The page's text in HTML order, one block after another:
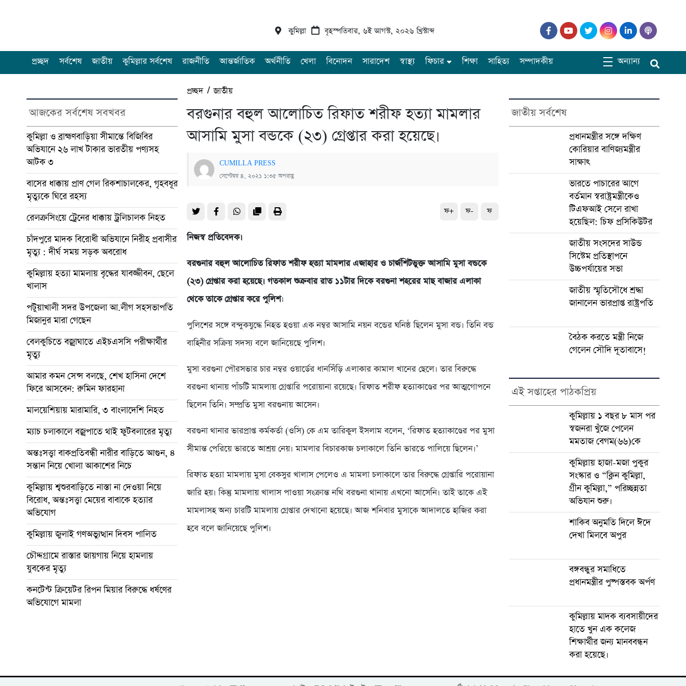
কুমিল্লা বৃহস্পতিবার, ৬ই আগস্ট, ২০২৬ খ্রিস্টাব্দ
প্রচ্ছদ সর্বশেষ জাতীয় কুমিল্লার সর্বশেষ রাজনীতি আন্তর্জাতিক অর্থনীতি খেলা বিনোদন সারাদেশ স্বাস্থ্য ফিচার শিক্ষা সাহিত্য সম্পাদকীয় অন্যান্য
আজকের সর্বশেষ সবখবর
কুমিল্লা ও ব্রাহ্মণবাড়িয়া সীমান্তে বিজিবির
অভিযানে ২৬ লাখ টাকার ভারতীয় পণ্যসহ
আটক ৩
বাসের ধাক্কায় প্রাণ গেল রিকশাচালকের, গৃহবধূর
মৃত্যুকে ঘিরে রহস্য
রেলক্রসিংয়ে ট্রেনের ধাক্কায় ট্রলিচালক নিহত
চাঁদপুরে মাদক বিরোধী অভিযানে নিরীহ প্রবাসীর
মৃত্যু : দীর্ঘ সময় সড়ক অবরোধ
কুমিল্লায় হত্যা মামলায় বৃদ্ধের যাবজ্জীবন, ছেলে
খালাস
পটুয়াখালী সদর উপজেলা আ.লীগ সহসভাপতি
মিজানুর মারা গেছেন
বেলকুচিতে বজ্রাঘাতে এইচএসসি পরীক্ষার্থীর
মৃত্যু
আমার কমন সেন্স বলছে, শেখ হাসিনা দেশে
ফিরে আসবেন: রুমিন ফারহানা
মালয়েশিয়ায় মারামারি, ৩ বাংলাদেশি নিহত
ম্যাচ চলাকালে বজ্রপাতে থাই ফুটবলারের মৃত্যু
অন্তঃসত্ত্বা বাকপ্রতিবন্ধী নারীর বাড়িতে আগুন, ৪
সন্তান নিয়ে খোলা আকাশের নিচে
কুমিল্লায় শ্বশুরবাড়িতে নাস্তা না দেওয়া নিয়ে
বিরোধ, অন্তঃসত্ত্বা মেয়ের বাবাকে হত্যার
অভিযোগ
কুমিল্লায় জুলাই গণঅভ্যুত্থান দিবস পালিত
চৌদ্দগ্রামে রাস্তার জায়গায় নিয়ে হামলায়
যুবকের মৃত্যু
কনটেন্ট ক্রিয়েটর রিপন মিয়ার বিরুদ্ধে ধর্ষণের
অভিযোগে মামলা
প্রচ্ছদ/জাতীয়
বরগুনার বহুল আলোচিত রিফাত শরীফ হত্যা মামলার
আসামি মুসা বন্ডকে (২৩) গ্রেপ্তার করা হয়েছে।
CUMILLA PRESS
সেপ্টেম্বর ৪, ২০২১ ১:৩৫ অপরাহ্ণ
ফ+ ফ- ফ
নিজস্ব প্রতিবেদক।
বরগুনার বহুল আলোচিত রিফাত শরীফ হত্যা মামলার এজাহার ও চার্জশিটভুক্ত আসামি মুসা বন্ডকে
(২৩) গ্রেপ্তার করা হয়েছে। গতকাল শুক্রবার রাত ১১টার দিকে বরগুনা শহরের মাছ বাজার এলাকা
থেকে তাকে গ্রেপ্তার করে পুলিশ।
পুলিশের সঙ্গে বন্দুকযুদ্ধে নিহত হওয়া এক নম্বর আসামি নয়ন বন্ডের ঘনিষ্ঠ ছিলেন মুসা বন্ড। তিনি বন্ড
বাহিনীর সক্রিয় সদস্য বলে জানিয়েছে পুলিশ।
মুসা বরগুনা পৌরসভার চার নম্বর ওয়ার্ডের ধানসিঁড়ি এলাকার কামাল খানের ছেলে। তার বিরুদ্ধে
বরগুনা থানায় পাঁচটি মামলায় গ্রেপ্তারি পরোয়ানা রয়েছে। রিফাত শরীফ হত্যাকাণ্ডের পর আত্মগোপনে
ছিলেন তিনি। সম্প্রতি মুসা বরগুনায় আসেন।
বরগুনা থানার ভারপ্রাপ্ত কর্মকর্তা (ওসি) কে এম তারিকুল ইসলাম বলেন, ‘রিফাত হত্যাকাণ্ডের পর মুসা
সীমান্ত পেরিয়ে ভারতে আশ্রয় নেয়। মামলার বিচারকাজ চলাকালে তিনি ভারতে পালিয়ে ছিলেন।’
রিফাত হত্যা মামলায় মুসা বেকসুর খালাস পেলেও এ মামলা চলাকালে তার বিরুদ্ধে গ্রেপ্তারি পরোয়ানা
জারি হয়। কিন্তু মামলায় খালাস পাওয়া সংক্রান্ত নথি বরগুনা থানায় এখনো আসেনি। তাই তাকে এই
মামলাসহ অন্য চারটি মামলায় গ্রেপ্তার দেখানো হয়েছে। আজ শনিবার মুসাকে আদালতে হাজির করা
হবে বলে জানিয়েছে পুলিশ।
জাতীয় সর্বশেষ
প্রধানমন্ত্রীর সঙ্গে দক্ষিণ
কোরিয়ার বাণিজ্যমন্ত্রীর
সাক্ষাৎ
ভারতে পাচারের আগে
বর্তমান স্বরাষ্ট্রমন্ত্রীকেও
টিএফআই সেলে রাখা
হয়েছিল: চিফ প্রসিকিউটর
জাতীয় সংসদের সাউন্ড
সিস্টেম প্রতিস্থাপনে
উচ্চপর্যায়ের সভা
জাতীয় স্মৃতিসৌধে শ্রদ্ধা
জানালেন ভারপ্রাপ্ত রাষ্ট্রপতি
বৈঠক করতে মন্ত্রী নিজে
গেলেন সৌদি দূতাবাসে!
এই সপ্তাহের পাঠকপ্রিয়
কুমিল্লায় ১ বছর ৮ মাস পর
স্বজনরা খুঁজে পেলেন
মমতাজ বেগম(৬৬)কে
কুমিল্লায় হাজা-মজা পুকুর
সংস্কার ও “ক্লিন কুমিল্লা,
গ্রীন কুমিল্লা,” পরিচ্ছন্নতা
অভিযান শুরু।
শাকিব অনুমতি দিলে ঈদে
দেখা মিলবে অপুর
বঙ্গবন্ধুর সমাধিতে
প্রধানমন্ত্রীর পুষ্পস্তবক অর্পণ
কুমিল্লায় মাদক ব্যবসায়ীদের
হাতে খুন এক কলেজ
শিক্ষার্থীর জন্য মানববন্ধন
করা হয়েছে।